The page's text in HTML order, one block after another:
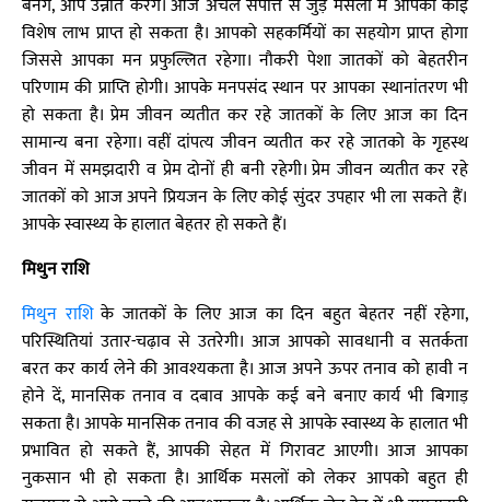
बनेंगे, आप उन्नति करेंगे। आज अचल संपत्ति से जुड़े मसलों में आपको कोई
विशेष लाभ प्राप्त हो सकता है। आपको सहकर्मियों का सहयोग प्राप्त होगा
जिससे आपका मन प्रफुल्लित रहेगा। नौकरी पेशा जातकों को बेहतरीन
परिणाम की प्राप्ति होगी। आपके मनपसंद स्थान पर आपका स्थानांतरण भी
हो सकता है। प्रेम जीवन व्यतीत कर रहे जातकों के लिए आज का दिन
सामान्य बना रहेगा। वहीं दांपत्य जीवन व्यतीत कर रहे जातको के गृहस्थ
जीवन में समझदारी व प्रेम दोनों ही बनी रहेगी। प्रेम जीवन व्यतीत कर रहे
जातकों को आज अपने प्रियजन के लिए कोई सुंदर उपहार भी ला सकते हैं।
आपके स्वास्थ्य के हालात बेहतर हो सकते हैं।
मिथुन राशि
मिथुन राशिके जातकों के लिए आज का दिन बहुत बेहतर नहीं रहेगा,
परिस्थितियां उतार-चढ़ाव से उतरेगी। आज आपको सावधानी व सतर्कता
बरत कर कार्य लेने की आवश्यकता है। आज अपने ऊपर तनाव को हावी न
होने दें, मानसिक तनाव व दबाव आपके कई बने बनाए कार्य भी बिगाड़
सकता है। आपके मानसिक तनाव की वजह से आपके स्वास्थ्य के हालात भी
प्रभावित हो सकते हैं, आपकी सेहत में गिरावट आएगी। आज आपका
नुकसान भी हो सकता है। आर्थिक मसलों को लेकर आपको बहुत ही